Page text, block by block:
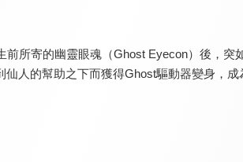
7.5
超人力霸王歐布 格鬥歐布(中文版)
全 25 集
所寄的幽靈眼魂（Ghost Eyecon）後，突
人的幫助之下而獲得Ghost驅動器變身，